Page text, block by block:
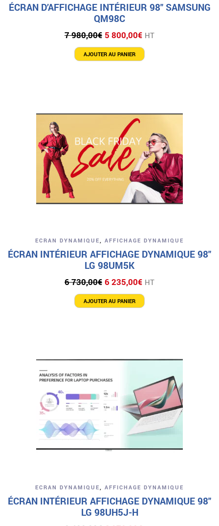
ÉCRAN D’AFFICHAGE INTÉRIEUR 98″ SAMSUNG
QM98C
7 980,00€ Le
prix
initial
5 800,00€Le
prix
actuel
HT
AJOUTER AU PANIER
ECRAN DYNAMIQUE AFFICHAGE DYNAMIQUE
ÉCRAN INTÉRIEUR AFFICHAGE DYNAMIQUE 98″
LG 98UM5K
6 730,00€ Le
prix
initial
6 235,00€Le
prix
actuel
HT
AJOUTER AU PANIER
ECRAN DYNAMIQUE AFFICHAGE DYNAMIQUE
ÉCRAN INTÉRIEUR AFFICHAGE DYNAMIQUE 98″
LG 98UH5J-H